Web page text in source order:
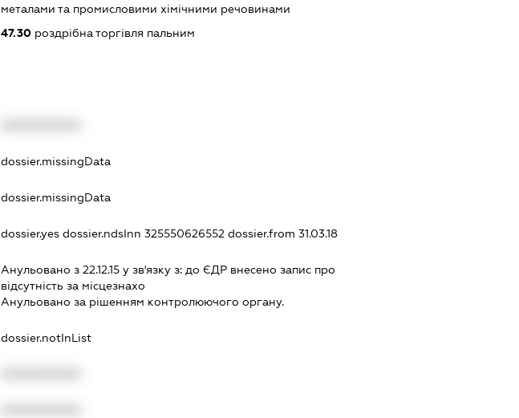
металами та промисловими хімічними речовинами
47.30роздрібна торгівля пальним
dossier.missingData
dossier.missingData
dossier.yes dossier.ndsInn 325550626552 dossier.from 31.03.18
Анульовано з 22.12.15 у зв'язку з: до ЄДР внесено запис про
вiдсутнiсть за мiсцезнахо
Анульовано за рiшенням контролюючого органу.
dossier.notInList